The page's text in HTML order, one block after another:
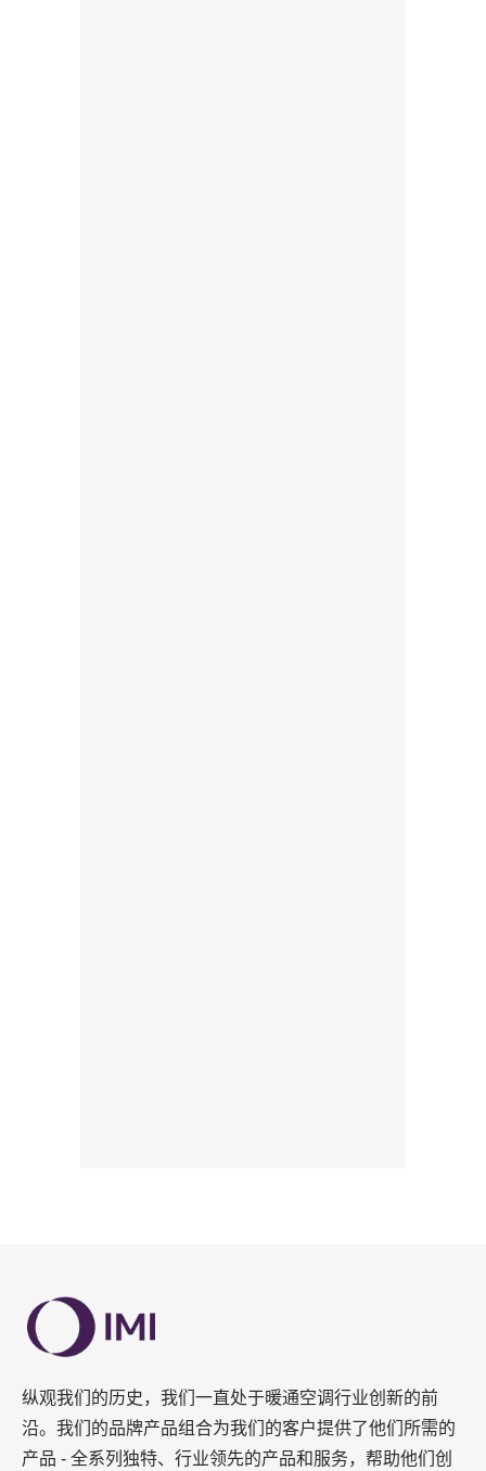
纵观我们的历史，我们一直处于暖通空调行业创新的前
沿。我们的品牌产品组合为我们的客户提供了他们所需的
产品 - 全系列独特、行业领先的产品和服务，帮助他们创